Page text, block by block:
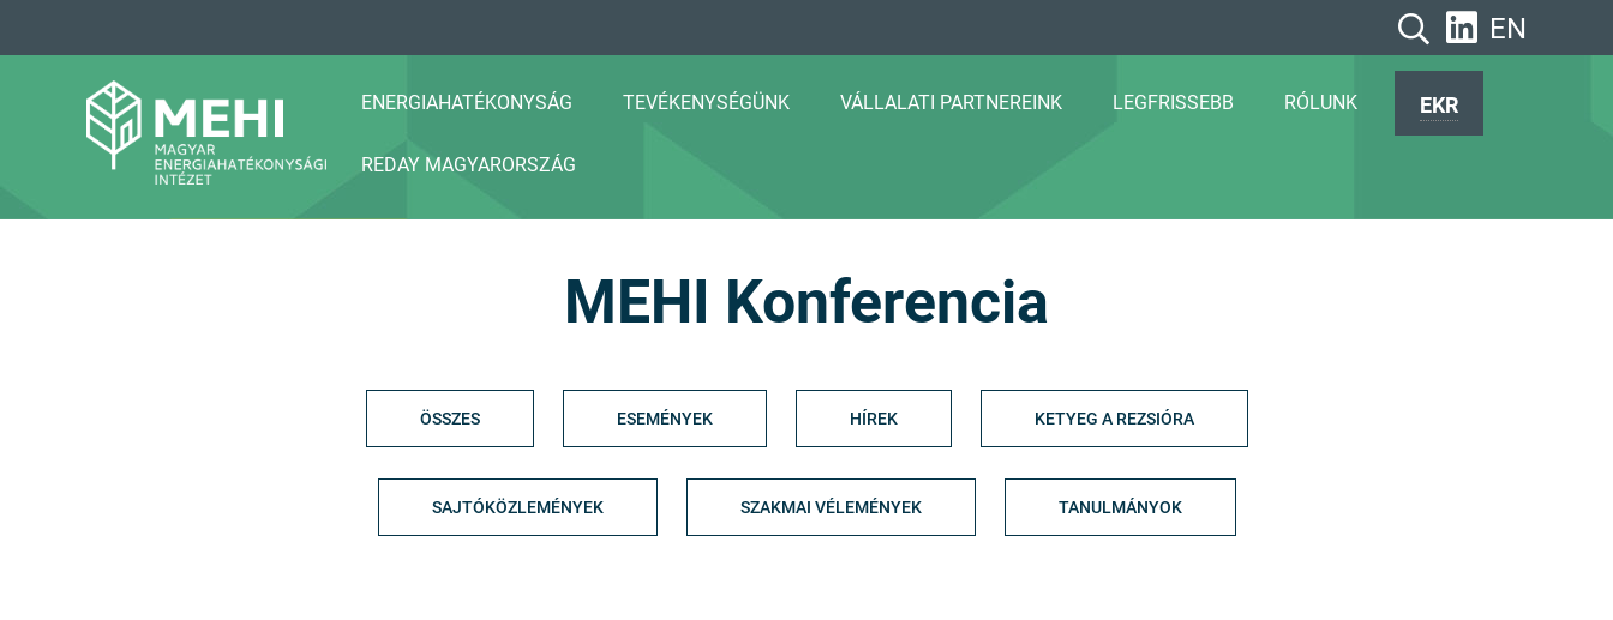
EN
ENERGIAHATÉKONYSÁG TEVÉKENYSÉGÜNK VÁLLALATI PARTNEREINK LEGFRISSEBB RÓLUNK EKR
REDAY MAGYARORSZÁG
MEHI Konferencia
ÖSSZES ESEMÉNYEK HÍREK KETYEG A REZSIÓRA
SAJTÓKÖZLEMÉNYEK SZAKMAI VÉLEMÉNYEK TANULMÁNYOK